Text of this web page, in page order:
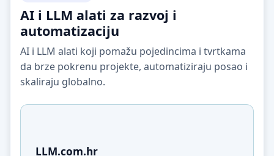
AI i LLM alati za razvoj i
automatizaciju
AI i LLM alati koji pomažu pojedincima i tvrtkama
da brze pokrenu projekte, automatiziraju posao i
skaliraju globalno.
LLM.com.hr